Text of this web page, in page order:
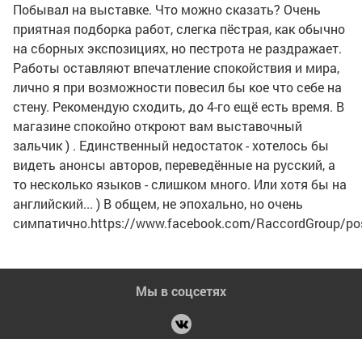
Побывал на выставке. Что можно сказать? Очень
приятная подборка работ, слегка пёстрая, как обычно
на сборных экспозициях, но пестрота не раздражает.
Работы оставляют впечатление спокойствия и мира,
лично я при возможности повесил бы кое что себе на
стену. Рекомендую сходить, до 4-го ещё есть время. В
магазине спокойно откроют вам выставочный
зальчик ) . Единственный недостаток - хотелось бы
видеть анонсы авторов, переведённые на русский, а
то несколько языков - слишком много. Или хотя бы на
английский... ) В общем, не эпохально, но очень
симпатично.https://www.facebook.com/RaccordGroup/
Мы в соцсетях